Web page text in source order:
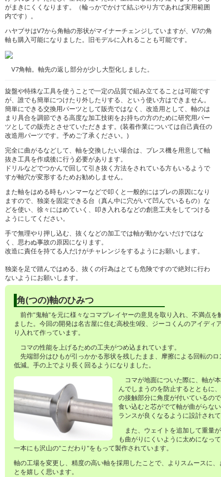
がまきにくくなります。（輪っかでかけて結ぶやり方であれば実用範囲
内です）。
ハヤブサはV7から角軸の形状がマイナーチェンジしていますが、V7の角
軸も購入可能になりました。旧モデルに入れることも可能です。
V7角軸。軸先の返し部分が少し大型化しました。
旋盤や特殊な工具を使うことで一定の品質で組み立てることは可能です
が、誰でも簡単につけたり外したりする、という使い方はできません。
簡単にできる交換用パーツとして販売ではなく、改造用として、軸のは
まり具合を調節できる高度な加工技術をお持ちの方のために研究用パー
ツとしての販売とさせていただきます。(装着作業については自己責任の
改造用パーツです。予めご了承ください。)
完全に曲がるなどして、軸を交換したい場合は、プレス機を用意して軸
抜き工具を作成後に行う必要があります。
ドリルなどでつかんで回して引き抜く方法をされている方もいるようで
すが軸穴が変形するためお勧めしません。
また軸をはめる時もハンマーなどで叩くと一般的にはブレの原因になり
ますので、独楽を固定できる台（真ん中に穴がいて凹んでいるもの）な
どを使い、徐々にはめていく、叩き入れるなどの創意工夫をしてつける
ようにしてください。
手で無理やり押し込む、抜くなどの加工では軸が動かないだけではな
く、思わぬ事故の原因になります。
改造に責任を持てる人だけがチャレンジをするようにお願いします。
独楽を足で踏んではめる、抜くの行為はとても危険ですので絶対に行わ
ないようにお願いします。
角(つの)軸のひみつ
前作"鬼軸"を元に様々なコマプレイヤーの意見を取り入れ、不満点を
ました。今回の開発は名古屋に住む高校生9段、ジーコくんのアイディ
り入れて作っています。
コマの性能を上げるための工夫がつめ込まれています。
先端部分はひもが引っかかる形状を残したまま、摩擦による回転のロ
低減。手の上でより長く回るようになりました。
コマが地面についた際に、軸が
んでしまうのを防止するとともに
の接触部分に角度が付いているの
食い込むと芯がでて軸が曲がらな
ランスが良くなるように設計され
また、ウェイトを追加して重量
も曲がりにくいように太めになっ
一本にも沢山の"こだわり"をもって製作されています。
軸の工場を変更し、精度の高い軸を採用したことで、よりスムースに
とを嬉しく思います。